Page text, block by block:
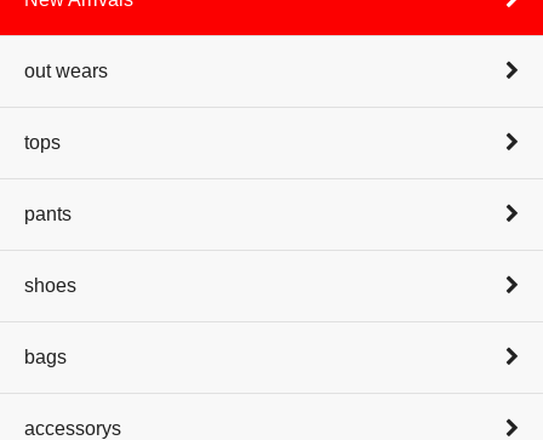
out wears
tops
pants
shoes
bags
accessorys